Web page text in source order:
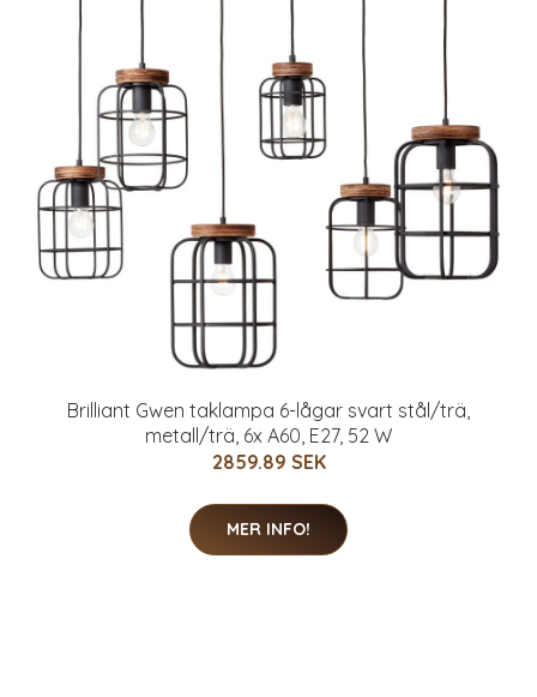
Brilliant Gwen taklampa 6-lågar svart stål/trä,
metall/trä, 6x A60, E27, 52 W
2859.89 SEK
MER INFO!